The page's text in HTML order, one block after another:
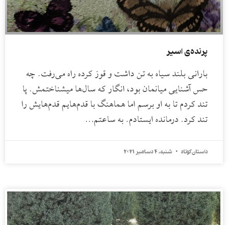
پرنده‌ی اسیر
بارانی بلند سیاه به تن داشت و قوز کرده راه می‌رفت. چه
حس آشنایی میانمان بود، انگار که سال‌ها میشناختمش. پا
تند کردم تا به او برسم اما هماهنگ با قدم‌هایم قدم‌هایش را
تند کرد. درمانده ایستادم. به ساعتم…
داستان کوتاه شنبه، 4 دسامبر 2021